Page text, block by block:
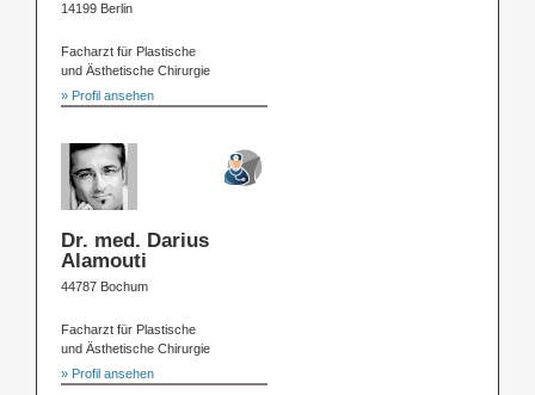
14199 Berlin
Facharzt für Plastische
und Ästhetische Chirurgie
» Profil ansehen
Dr. med. Darius
Alamouti
44787 Bochum
Facharzt für Plastische
und Ästhetische Chirurgie
» Profil ansehen